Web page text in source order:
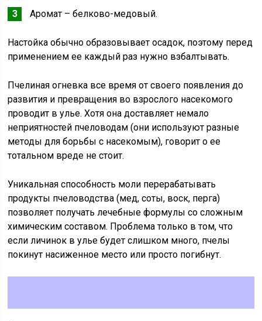
Аромат – белково-медовый.
Настойка обычно образовывает осадок, поэтому перед
применением ее каждый раз нужно взбалтывать.
Пчелиная огневка все время от своего появления до
развития и превращения во взрослого насекомого
проводит в улье. Хотя она доставляет немало
неприятностей пчеловодам (они используют разные
методы для борьбы с насекомым), говорит о ее
тотальном вреде не стоит.
Уникальная способность моли перерабатывать
продукты пчеловодства (мед, соты, воск, перга)
позволяет получать лечебные формулы со сложным
химическим составом. Проблема только в том, что
если личинок в улье будет слишком много, пчелы
покинут насиженное место или просто погибнут.